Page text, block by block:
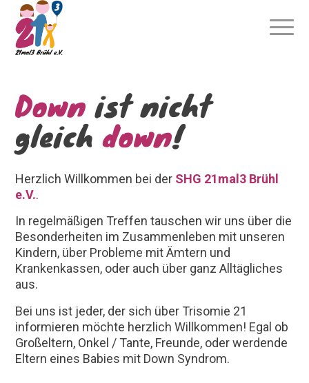
Down ist nicht
gleichdown!
Herzlich Willkommen bei der SHG 21mal3 Brühl
e.V..
In regelmäßigen Treffen tauschen wir uns über die
Besonderheiten im Zusammenleben mit unseren
Kindern, über Probleme mit Ämtern und
Krankenkassen, oder auch über ganz Alltägliches
aus.
Bei uns ist jeder, der sich über Trisomie 21
informieren möchte herzlich Willkommen! Egal ob
Großeltern, Onkel / Tante, Freunde, oder werdende
Eltern eines Babies mit Down Syndrom.